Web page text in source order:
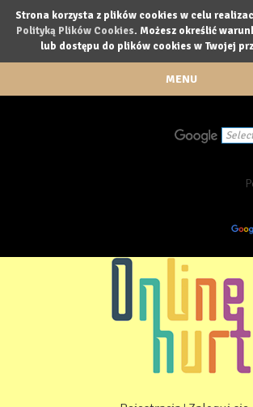
Strona korzysta z plików cookies w celu
Polityką Plików Cookies. Możesz określić
lub dostępu do plików cookies w Twojej
MENU